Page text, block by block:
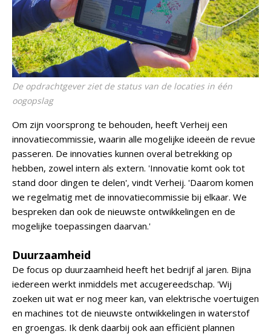
De opdrachtgever ziet de status van de locaties in één
oogopslag
Om zijn voorsprong te behouden, heeft Verheij een
innovatiecommissie, waarin alle mogelijke ideeën de revue
passeren. De innovaties kunnen overal betrekking op
hebben, zowel intern als extern. 'Innovatie komt ook tot
stand door dingen te delen', vindt Verheij. 'Daarom komen
we regelmatig met de innovatiecommissie bij elkaar. We
bespreken dan ook de nieuwste ontwikkelingen en de
mogelijke toepassingen daarvan.'
Duurzaamheid
De focus op duurzaamheid heeft het bedrijf al jaren. Bijna
iedereen werkt inmiddels met accugereedschap. 'Wij
zoeken uit wat er nog meer kan, van elektrische voertuigen
en machines tot de nieuwste ontwikkelingen in waterstof
en groengas. Ik denk daarbij ook aan efficiënt plannen